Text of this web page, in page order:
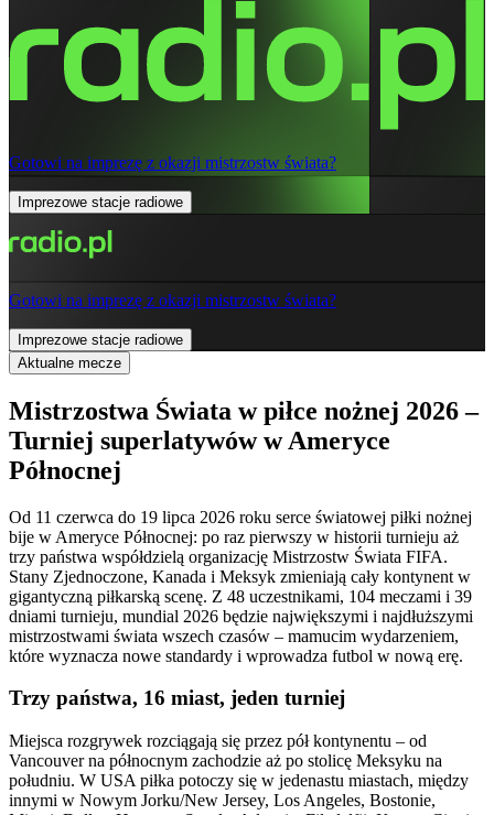
Gotowi na imprezę z okazji mistrzostw świata?
Imprezowe stacje radiowe
Gotowi na imprezę z okazji mistrzostw świata?
Imprezowe stacje radiowe
Aktualne mecze
Mistrzostwa Świata w piłce nożnej 2026 –
Turniej superlatywów w Ameryce
Północnej
Od 11 czerwca do 19 lipca 2026 roku serce światowej piłki nożnej
bije w Ameryce Północnej: po raz pierwszy w historii turnieju aż
trzy państwa współdzielą organizację Mistrzostw Świata FIFA.
Stany Zjednoczone, Kanada i Meksyk zmieniają cały kontynent w
gigantyczną piłkarską scenę. Z 48 uczestnikami, 104 meczami i 39
dniami turnieju, mundial 2026 będzie największymi i najdłuższymi
mistrzostwami świata wszech czasów – mamucim wydarzeniem,
które wyznacza nowe standardy i wprowadza futbol w nową erę.
Trzy państwa, 16 miast, jeden turniej
Miejsca rozgrywek rozciągają się przez pół kontynentu – od
Vancouver na północnym zachodzie aż po stolicę Meksyku na
południu. W USA piłka potoczy się w jedenastu miastach, między
innymi w Nowym Jorku/New Jersey, Los Angeles, Bostonie,